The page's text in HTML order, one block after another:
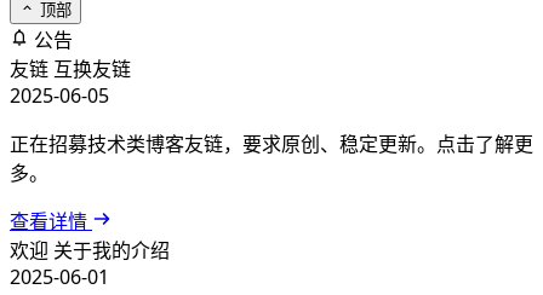
顶部
公告
友链 互换友链
2025-06-05
正在招募技术类博客友链，要求原创、稳定更新。点击了解更
多。
查看详情
欢迎 关于我的介绍
2025-06-01